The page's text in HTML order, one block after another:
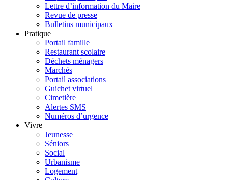
Lettre d’information du Maire
Revue de presse
Bulletins municipaux
Pratique
Portail famille
Restaurant scolaire
Déchets ménagers
Marchés
Portail associations
Guichet virtuel
Cimetière
Alertes SMS
Numéros d’urgence
Vivre
Jeunesse
Séniors
Social
Urbanisme
Logement